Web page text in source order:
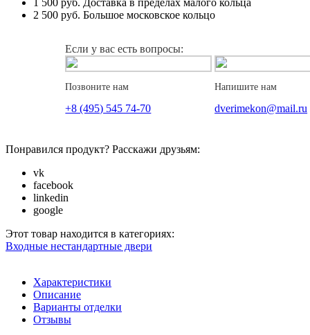
1 500 руб. Доставка в пределах малого кольца
2 500 руб. Большое московское кольцо
Если у вас есть вопросы:
Позвоните нам
+8 (495) 545 74-70
Напишите нам
dverimekon@mail.ru
Понравился продукт? Расскажи друзьям:
vk
facebook
linkedin
google
Этот товар находится в категориях:
Входные нестандартные двери
Характеристики
Описание
Варианты отделки
Отзывы